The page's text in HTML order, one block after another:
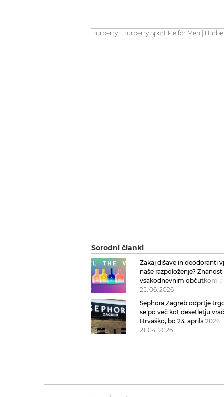
Burberry Burberry Sport Ice for Men
Sorodni članki
Zakaj dišave in deodoranti
naše razpoloženje? Znanost
vsakodnevnim občutkom
25. 06. 2026
Sephora Zagreb odprtje
se po več kot desetletju
Hrvaško, bo 23. aprila 2026
21. 04. 2026